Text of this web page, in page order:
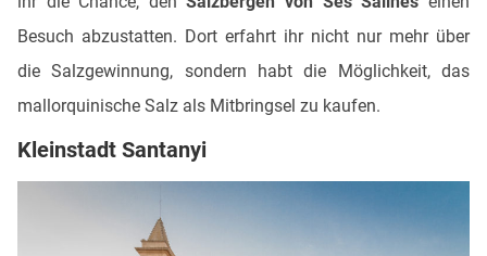
Besuch abzustatten. Dort erfahrt ihr nicht nur mehr über
die Salzgewinnung, sondern habt die Möglichkeit, das
mallorquinische Salz als Mitbringsel zu kaufen.
Kleinstadt Santanyi